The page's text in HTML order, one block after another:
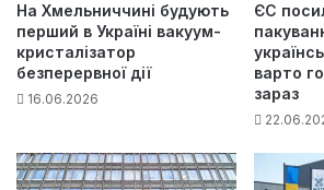
На Хмельниччині будують
перший в Україні вакуум-
кристалізатор
безперервної дії
16.06.2026
ЄС
варто
зараз